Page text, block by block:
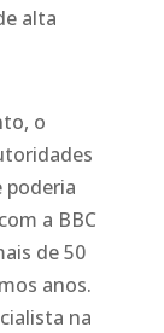
alta
o
poderia
a BBC
de 50
anos.
na